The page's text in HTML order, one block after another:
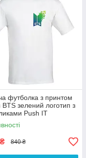
футболка з принтом
BTS зелений логотип з
Push IT
₴ 840 ₴